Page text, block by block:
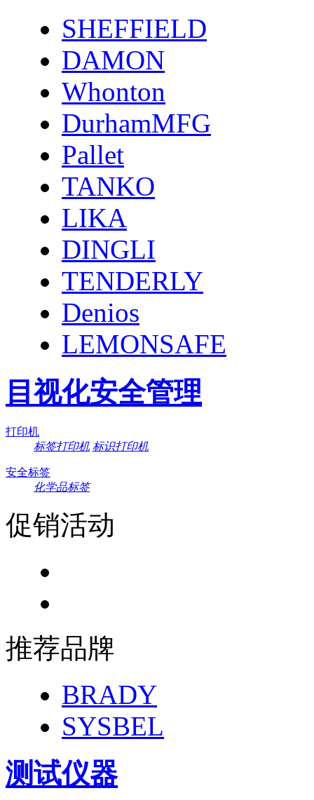
SHEFFIELD
DAMON
Whonton
DurhamMFG
Pallet
TANKO
LIKA
DINGLI
TENDERLY
Denios
LEMONSAFE
目视化安全管理
打印机
标签打印机 标识打印机
安全标签
化学品标签
促销活动
推荐品牌
BRADY
SYSBEL
测试仪器